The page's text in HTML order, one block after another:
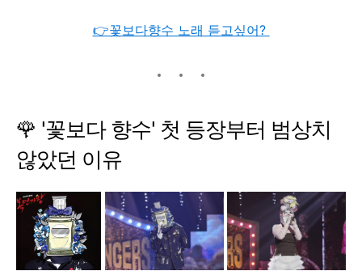
👉꽃보다향수 노래 듣고싶어?
🌹 '꽃보다 향수' 첫 등장부터 범상치
않았던 이유